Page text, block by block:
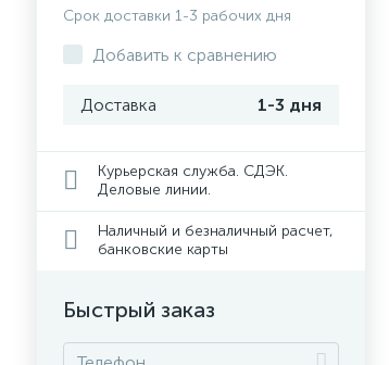
Срок доставки 1-3 рабочих дня
Добавить к сравнению
Доставка 1-3 дня
Курьерская служба. СДЭК.
Деловые линии.
Наличный и безналичный расчет,
банковские карты
Быстрый заказ